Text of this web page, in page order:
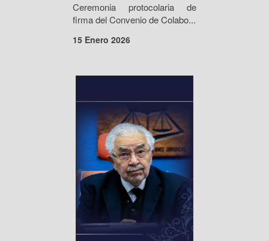
Ceremonia protocolaria de
firma del Convenio de Colabo...
15 Enero 2026